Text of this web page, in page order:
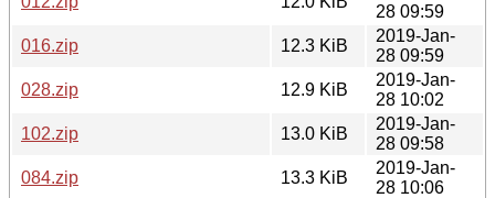
28 09:59
016.zip
12.3 KiB
2019-Jan-
28 09:59
028.zip
12.9 KiB
2019-Jan-
28 10:02
102.zip
13.0 KiB
2019-Jan-
28 09:58
084.zip
13.3 KiB
2019-Jan-
28 10:06